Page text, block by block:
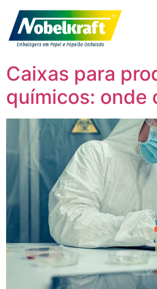
Caixas para
químicos: onde